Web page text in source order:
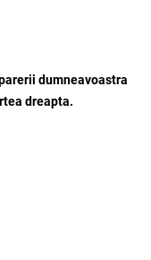
dumneavoastra
dreapta.